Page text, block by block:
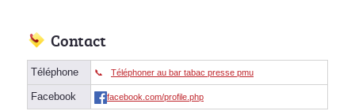
Contact
Téléphone Téléphoner au bar tabac presse pmu
Facebook facebook.com/profile.php